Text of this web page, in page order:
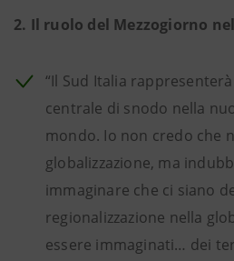
2. Il ruolo del Mezzogiorno
“Il Sud Italia
centrale di snodo nella
mondo. Io non credo che
globalizzazione, ma
immaginare che ci siano
regionalizzazione nella
essere immaginati… dei